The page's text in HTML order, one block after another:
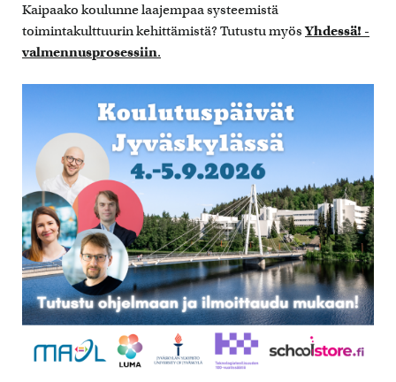
Kaipaako koulunne laajempaa systeemistä
toimintakulttuurin kehittämistä? Tutustu myösYhdessä! -
valmennusprosessiin.